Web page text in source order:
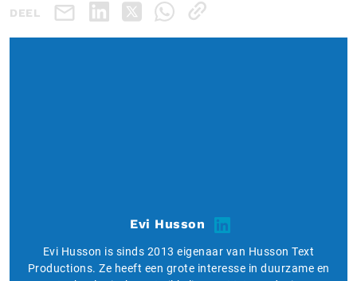
DEEL
Evi Husson
Evi Husson is sinds 2013 eigenaar van Husson Text
Productions. Ze heeft een grote interesse in duurzame en